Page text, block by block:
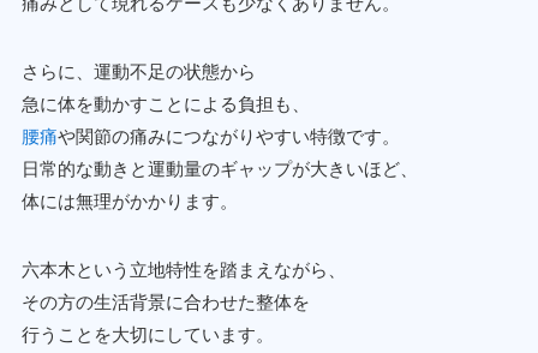
さらに、運動不足の状態から
急に体を動かすことによる負担も、
腰痛や関節の痛みにつながりやすい特徴です。
日常的な動きと運動量のギャップが大きいほど、
体には無理がかかります。
六本木という立地特性を踏まえながら、
その方の生活背景に合わせた整体を
行うことを大切にしています。